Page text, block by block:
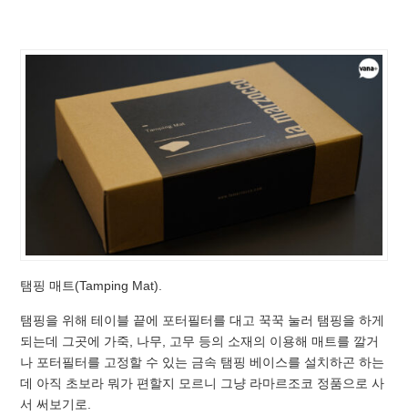
탬핑 매트(Tamping Mat).
탬핑을 위해 테이블 끝에 포터필터를 대고 꾹꾹 눌러 탬핑을 하게
되는데 그곳에 가죽, 나무, 고무 등의 소재의 이용해 매트를 깔거
나 포터필터를 고정할 수 있는 금속 탬핑 베이스를 설치하곤 하는
데 아직 초보라 뭐가 편할지 모르니 그냥 라마르조코 정품으로 사
서 써보기로.